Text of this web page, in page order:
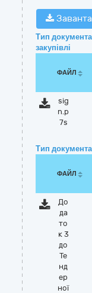
Тип
закупівлі
ФАЙЛ
sig
n.p
7s
Тип
ФАЙЛ
До
да
то
к 3
до
Те
нд
ер
ної